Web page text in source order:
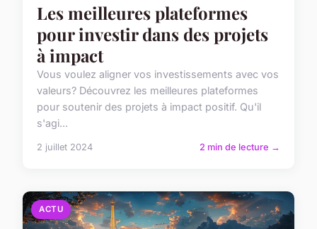
Les meilleures plateformes
pour investir dans des projets
à impact
Vous voulez aligner vos investissements avec vos
valeurs? Découvrez les meilleures plateformes
pour soutenir des projets à impact positif. Qu'il
s'agi...
2 juillet 2024 2 min de lecture →
ACTU